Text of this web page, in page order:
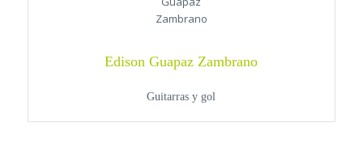
Edison Guapaz Zambrano
Guitarras y gol